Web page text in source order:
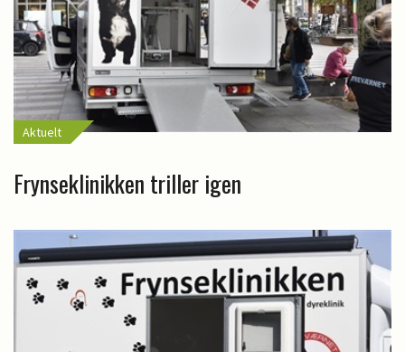
Aktuelt
Frynseklinikken triller igen